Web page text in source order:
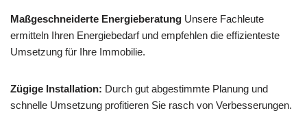
Maßgeschneiderte Energieberatung Unsere Fachleute
ermitteln Ihren Energiebedarf und empfehlen die effizienteste
Umsetzung für Ihre Immobilie.
Zügige Installation: Durch gut abgestimmte Planung und
schnelle Umsetzung profitieren Sie rasch von Verbesserungen.